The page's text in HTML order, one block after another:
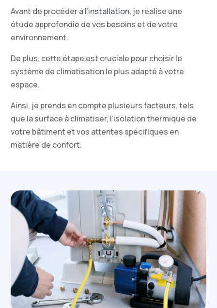
Avant de procéder àl’installation, je réalise une
étude approfondie de vos besoins et de votre
environnement.
De plus, cette étape est cruciale pour choisir le
système de climatisation le plus adapté à votre
espace.
Ainsi, je prends en compte plusieurs facteurs, tels
que la surface à climatiser, l’isolation thermique de
votre bâtiment et vos attentes spécifiques en
matière de confort.